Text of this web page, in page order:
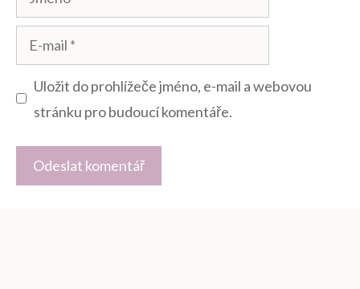
mail
Uložit do prohlížeče jméno, e-mail a webovou
stránku pro budoucí komentáře.